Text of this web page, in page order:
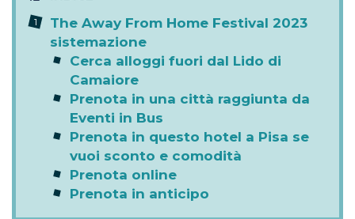
The Away From Home Festival 2023
sistemazione
Cerca alloggi fuori dal Lido di
Camaiore
Prenota in una città raggiunta da
Eventi in Bus
Prenota in questo hotel a Pisa se
vuoi sconto e comodità
Prenota online
Prenota in anticipo